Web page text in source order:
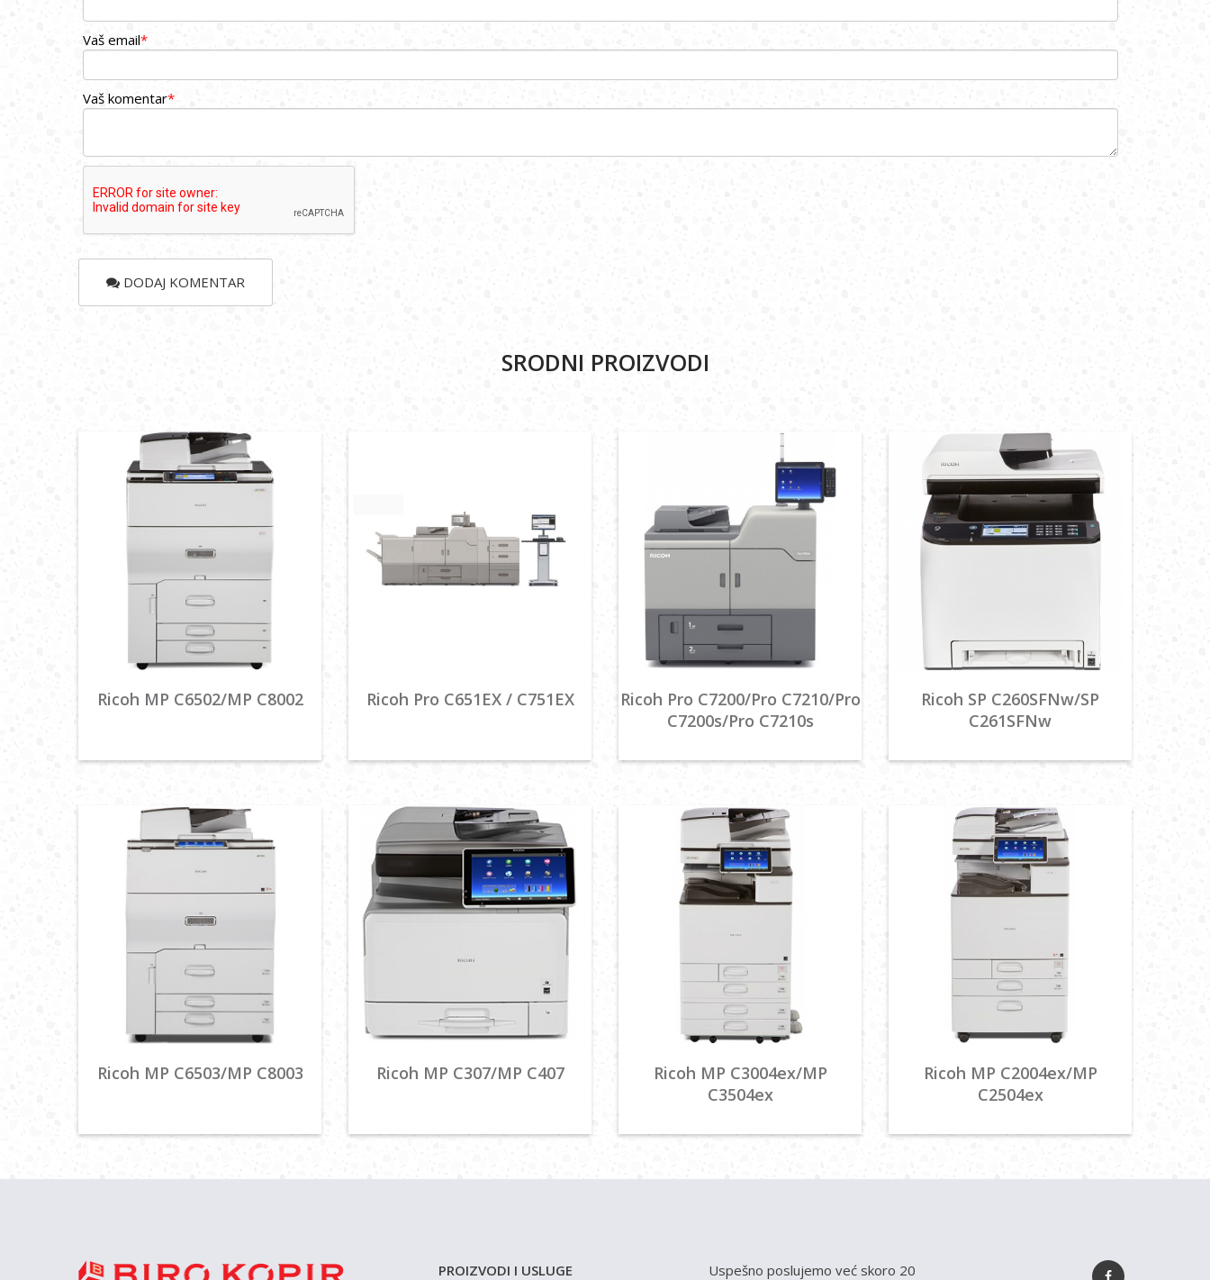
Vaš email*
Vaš komentar*
DODAJ KOMENTAR
SRODNI PROIZVODI
Ricoh MP C6502/MP C8002 Ricoh Pro C651EX / C751EX
Ricoh Pro C7200/Pro C7210/Pro
C7200s/Pro C7210s
Ricoh SP C260SFNw/SP
C261SFNw
Ricoh MP C6503/MP C8003 Ricoh MP C307/MP C407
Ricoh MP C3004ex/MP
C3504ex
Ricoh MP C2004ex/MP
C2504ex
PROIZVODI I USLUGE Uspešno poslujemo već skoro 20